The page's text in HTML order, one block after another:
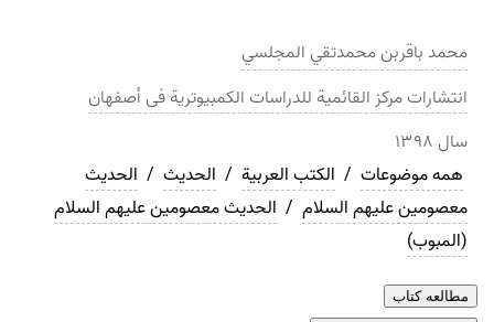
محمد باقربن محمدتقي المجلسي
انتشاراتمرکز القائمیة للدراسات الکمبیوتریة فی أصفهان
سال ۱۳۹۸
همه موضوعات / الکتب العربیة / الحدیث / الحديث
معصومین علیهم السلام / الحديث معصومین علیهم السلام
(المبوب)
مطالعه کتاب